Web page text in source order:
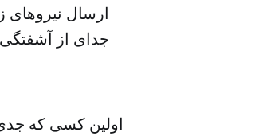
ارسال نیروهای
جدای از
اولین کسی که